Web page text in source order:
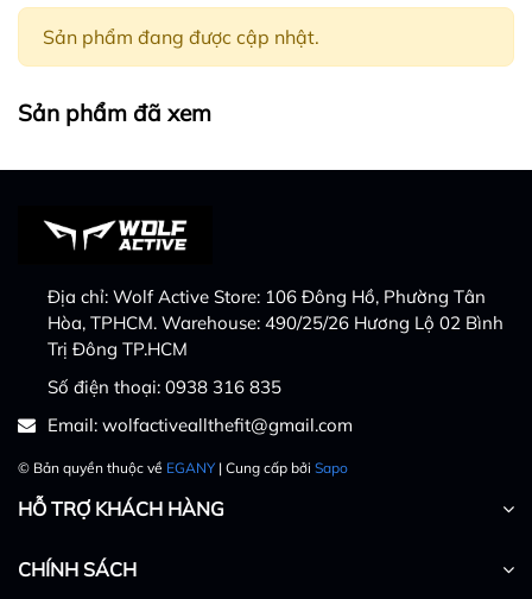
Sản phẩm đang được cập nhật.
Sản phẩm đã xem
Địa chỉ: Wolf Active Store: 106 Đông Hồ, Phường Tân
Hòa, TPHCM. Warehouse: 490/25/26 Hương Lộ 02 Bình
Trị Đông TP.HCM
Số điện thoại: 0938 316 835
Email: wolfactiveallthefit@gmail.com
© Bản quyền thuộc về EGANY| Cung cấp bởi Sapo
HỖ TRỢ KHÁCH HÀNG
CHÍNH SÁCH